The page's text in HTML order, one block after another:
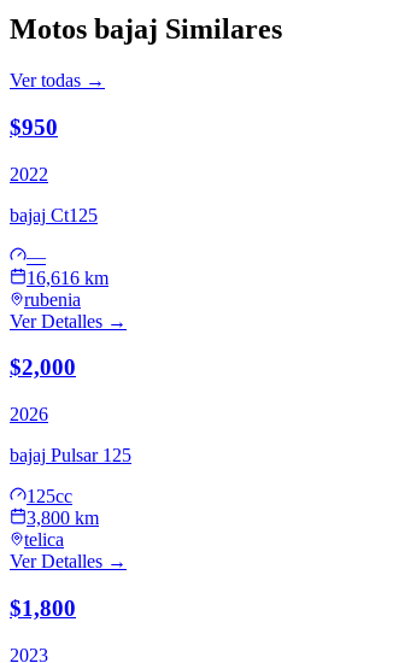
Motos bajaj Similares
Ver todas →
$950
2022
bajaj Ct125
—
16,616 km
rubenia
Ver Detalles →
$2,000
2026
bajaj Pulsar 125
125cc
3,800 km
telica
Ver Detalles →
$1,800
2023